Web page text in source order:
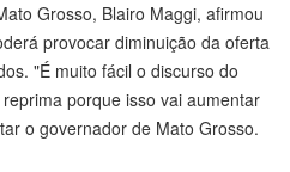
Grosso, Blairo Maggi, afirmou
provocar diminuição da oferta
"É muito fácil o discurso do
porque isso vai aumentar
o governador de Mato Grosso.